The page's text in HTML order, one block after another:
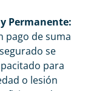
Permanente:
pago de suma
se
para
o lesión